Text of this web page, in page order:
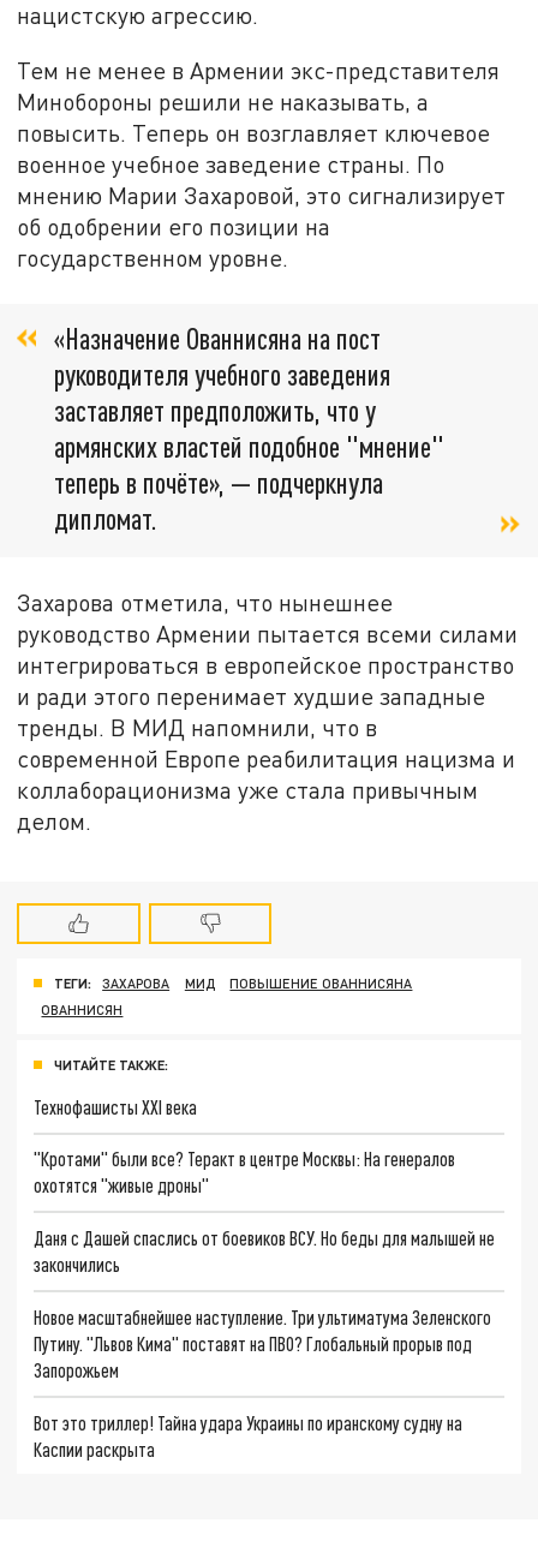
нацистскую агрессию.
Тем не менее в Армении экс-представителя
Минобороны решили не наказывать, а
повысить. Теперь он возглавляет ключевое
военное учебное заведение страны. По
мнению Марии Захаровой, это сигнализирует
об одобрении его позиции на
государственном уровне.
«Назначение Ованнисяна на пост
руководителя учебного заведения
заставляет предположить, что у
армянских властей подобное "мнение"
теперь в почёте», — подчеркнула
дипломат.
Захарова отметила, что нынешнее
руководство Армении пытается всеми силами
интегрироваться в европейское пространство
и ради этого перенимает худшие западные
тренды. В МИД напомнили, что в
современной Европе реабилитация нацизма и
коллаборационизма уже стала привычным
делом.
ТЕГИ: ЗАХАРОВА МИД
ПОВЫШЕНИЕ ОВАННИСЯНА
ОВАННИСЯН
ЧИТАЙТЕ ТАКЖЕ:
Технофашисты XXI века
"Кротами" были все? Теракт в центре Москвы: На генералов
охотятся "живые дроны"
Даня с Дашей спаслись от боевиков ВСУ. Но беды для малышей не
закончились
Новое масштабнейшее наступление. Три ультиматума Зеленского
Путину. "Львов Кима" поставят на ПВО? Глобальный прорыв под
Запорожьем
Вот это триллер! Тайна удара Украины по иранскому судну на
Каспии раскрыта